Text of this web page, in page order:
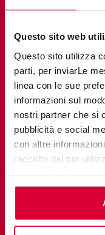
Questo sito web
Questo sito utilizza
parti, per inviarLe
linea con le sue
informazioni sul
nostri partner che si
pubblicità e social
con altre
raccolto dal tuo
cookieclicchi qui. Il
cliccando sul tasto
cookie di
mientras que las